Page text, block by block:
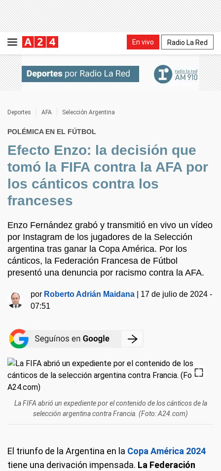
En vivo Radio La Red
Deportes AFA Selección Argentina
POLÉMICA EN EL FÚTBOL
Efecto Enzo: la decisión que
tomó la FIFA contra la AFA por
los cánticos contra los
franceses
Enzo Fernández grabó y transmitió en vivo un vídeo
por Instagram de los jugadores de la Selección
argentina tras ganar la Copa América. Por los
cánticos, la Federación Francesa de Fútbol
presentó una denuncia por racismo contra la AFA.
por Roberto Adrián Maidana
17 de julio de 2024 -
07:51
La FIFA abrió un expediente por el contenido de los cánticos de la
selección argentina contra Francia. (Foto: A24.com)
El triunfo de la Argentina en la Copa América 2024
tiene una derivación impensada. La Federación